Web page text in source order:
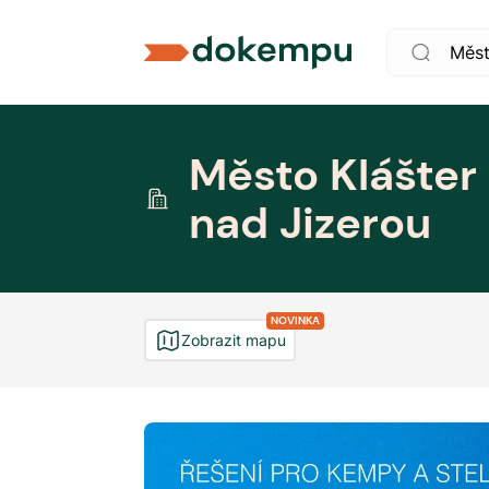
Město
nad Jizerou
NOVINKA
Zobrazit mapu